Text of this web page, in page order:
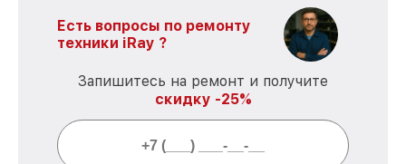
Есть вопросы по ремонту
техники iRay ?
Запишитесь на ремонт и получите
скидку -25%